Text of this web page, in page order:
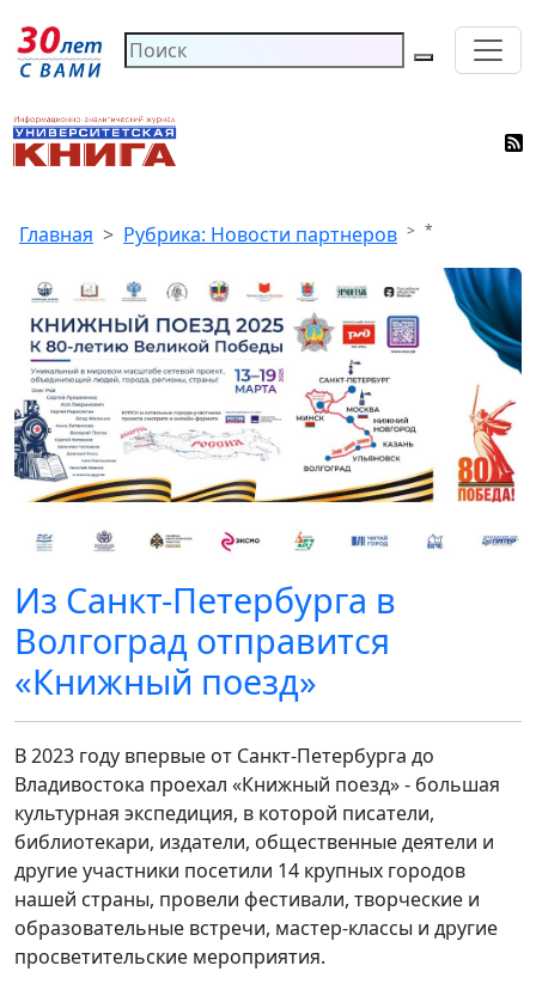
Главная Рубрика: Новости партнеров *
Из Санкт-Петербурга в
Волгоград отправится
«Книжный поезд»
В 2023 году впервые от Санкт-Петербурга до
Владивостока проехал «Книжный поезд» - большая
культурная экспедиция, в которой писатели,
библиотекари, издатели, общественные деятели и
другие участники посетили 14 крупных городов
нашей страны, провели фестивали, творческие и
образовательные встречи, мастер-классы и другие
просветительские мероприятия.